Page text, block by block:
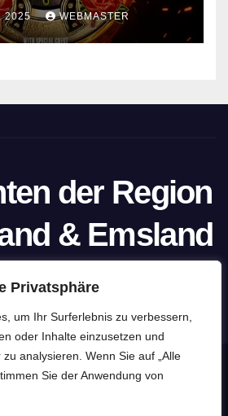
Privatsphäre
um Ihr Surferlebnis zu verbessern,
oder Inhalte einzusetzen und
analysieren. Wenn Sie auf „Alle
Sie der Anwendung von
2025 WEBMASTER
der Region
& Emsland
WordPress |Theme: Newspaperex von